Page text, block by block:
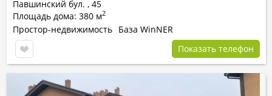
Павшинский бул. , 45
Площадь дома: 380 м2
Простор-недвижимость База WinNER
Показать телефон